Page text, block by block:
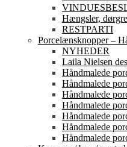
Hængsler,
RESTPARTI
Porcelænsknopper –
NYHEDER
Laila Nielsen
Håndmalede
Håndmalede
Håndmalede
Håndmalede
Håndmalede
Håndmalede
Håndmalede